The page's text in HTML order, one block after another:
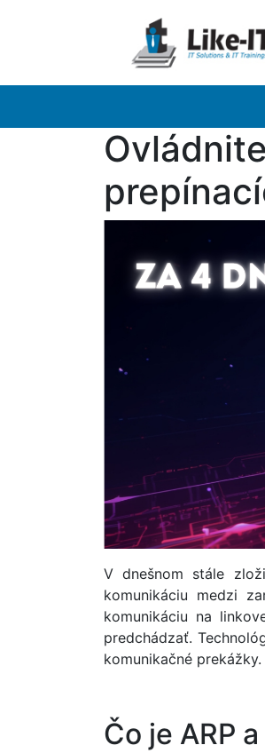
V dnešnom stále
komunikáciu medzi
komunikáciu na
predchádzať.
komunikačné prekážky.
Čo je ARP